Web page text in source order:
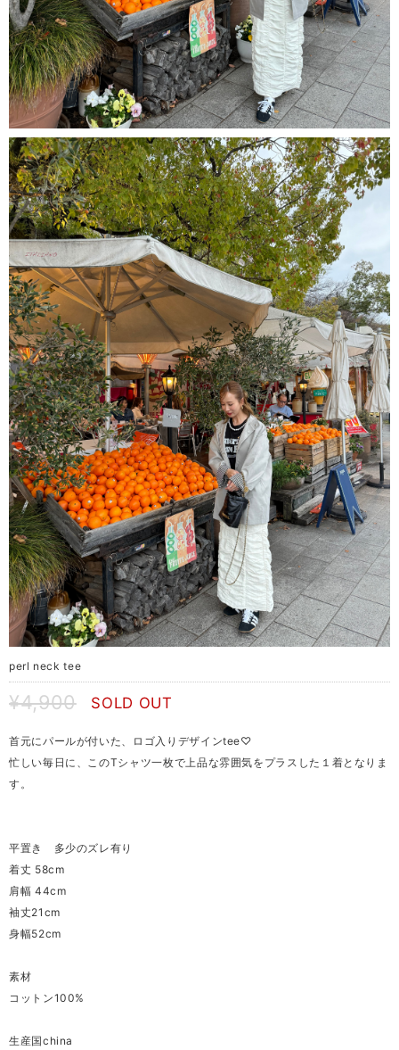
perl neck tee
¥4,900 SOLD OUT
首元にパールが付いた、ロゴ入りデザインtee♡
忙しい毎日に、このTシャツ一枚で上品な雰囲気をプラスした１着となりま
す。
平置き 多少のズレ有り
着丈 58cm
肩幅 44cm
袖丈21cm
身幅52cm
素材
コットン100%
生産国china